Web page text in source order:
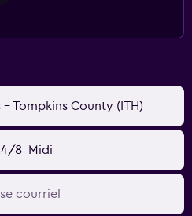
- Tompkins County (ITH)
8 Midi